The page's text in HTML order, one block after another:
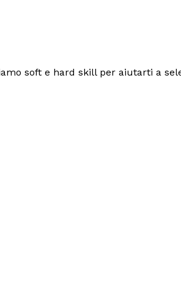
soft e hard skill per aiutarti a